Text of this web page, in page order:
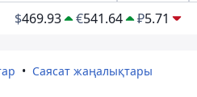
$469.93 €541.64 ₽5.71
Саясат жаңалықтары